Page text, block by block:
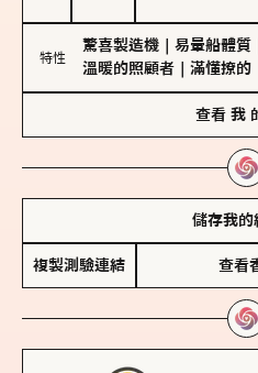
特性
驚喜製造機 易暈船體質
溫暖的照顧者
滿懂撩的
查看 我
儲存我的
複製測驗連結 查看